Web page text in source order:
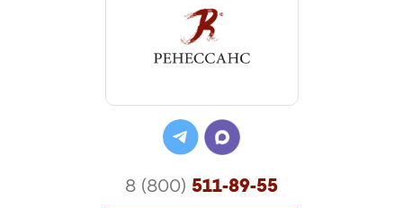
8 (800) 511-89-55